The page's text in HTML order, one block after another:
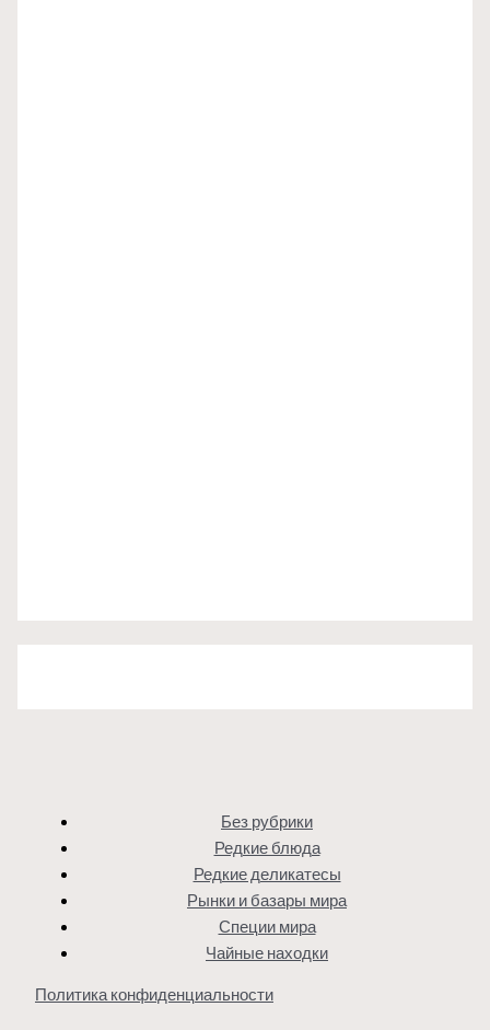
Без рубрики
Редкие блюда
Редкие деликатесы
Рынки и базары мира
Специи мира
Чайные находки
Политика конфиденциальности